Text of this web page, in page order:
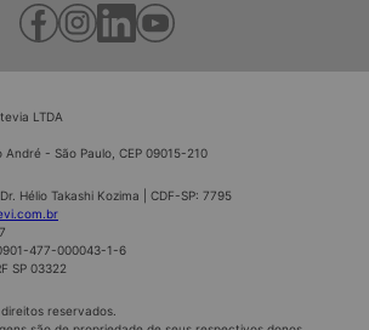
LTDA
- São Paulo, CEP 09015-210
Hélio Takashi Kozima | CDF-SP: 7795
477-000043-1-6
SP 03322
reservados.